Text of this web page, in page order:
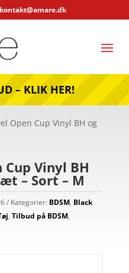
kontakt@amare.dk
– KLIK HER!
Open Cup Vinyl BH og
Vinyl BH
– Sort – M
Kategorier: BDSM, Black
, Tilbud på BDSM,